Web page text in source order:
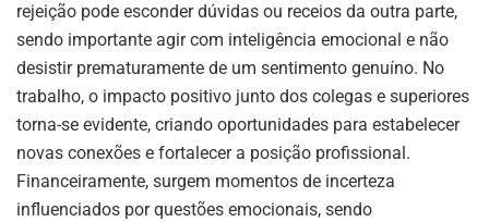
rejeição pode esconder dúvidas ou receios da outra parte,
sendo importante agir com inteligência emocional e não
desistir prematuramente de um sentimento genuíno. No
trabalho, o impacto positivo junto dos colegas e superiores
torna-se evidente, criando oportunidades para estabelecer
novas conexões e fortalecer a posição profissional.
Financeiramente, surgem momentos de incerteza
influenciados por questões emocionais, sendo